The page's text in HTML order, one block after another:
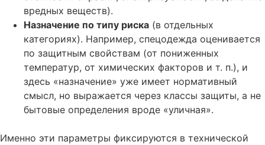
вредных веществ).
Назначение по типу риска (в отдельных
категориях). Например, спецодежда оценивается
по защитным свойствам (от пониженных
температур, от химических факторов и т. п.), и
здесь «назначение» уже имеет нормативный
смысл, но выражается через классы защиты, а не
бытовые определения вроде «уличная».
Именно эти параметры фиксируются в технической